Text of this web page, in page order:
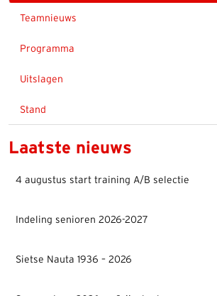
Teamnieuws
Programma
Uitslagen
Stand
Laatste nieuws
4 augustus start training A/B selectie
Indeling senioren 2026-2027
Sietse Nauta 1936 – 2026